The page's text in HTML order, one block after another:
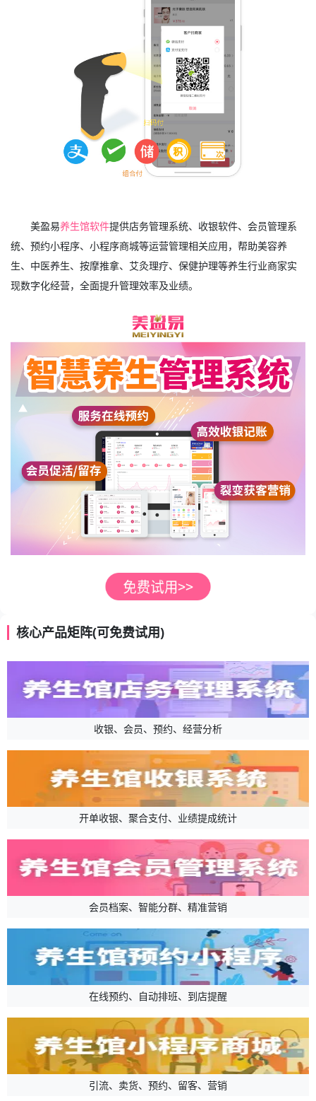
美盈易养生馆软件提供店务管理系统、收银软件、会员管理系
统、预约小程序、小程序商城等运营管理相关应用，帮助美容养
生、中医养生、按摩推拿、艾灸理疗、保健护理等养生行业商家实
现数字化经营，全面提升管理效率及业绩。
核心产品矩阵(可免费试用)
收银、会员、预约、经营分析
开单收银、聚合支付、业绩提成统计
会员档案、智能分群、精准营销
在线预约、自动排班、到店提醒
引流、卖货、预约、留客、营销